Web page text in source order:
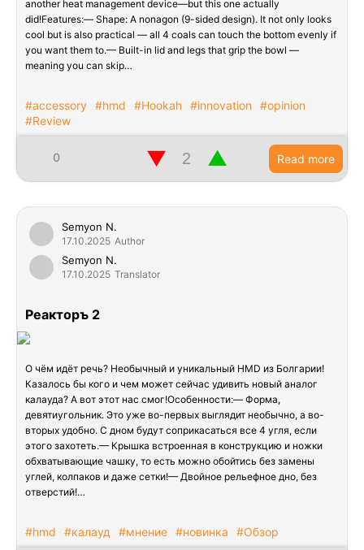
another heat management device—but this one actually
did!Features:— Shape: A nonagon (9-sided design). It not only looks
cool but is also practical — all 4 coals can touch the bottom evenly if
you want them to.— Built-in lid and legs that grip the bowl —
meaning you can skip…
#accessory #hmd #Hookah #innovation
#opinion
#Review
0 ▲
▼ Read more
Semyon N.
17.10.2025 Author
Semyon N.
17.10.2025 Translator
Реакторъ 2
О чём идёт речь? Необычный и уникальный HMD из Болгарии!
Казалось бы кого и чем может сейчас удивить новый аналог
калауда? А вот этот нас смог!Особенности:— Форма,
девятиугольник. Это уже во-первых выглядит необычно, а во-
вторых удобно. С дном будут соприкасаться все 4 угля, если
этого захотеть.— Крышка встроенная в конструкцию и ножки
обхватывающие чашку, то есть можно обойтись без замены
углей, колпаков и даже сетки!— Двойное рельефное дно, без
отверстий!…
#hmd #калауд #мнение #новинка #Обзор